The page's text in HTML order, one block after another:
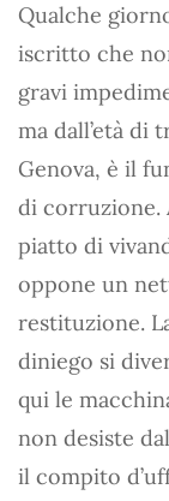
Qualche
iscritto che
gravi
ma dall’età di
Genova, è il
di corruzione.
piatto di
oppone un
restituzione.
diniego si
qui le
non desiste
il compito